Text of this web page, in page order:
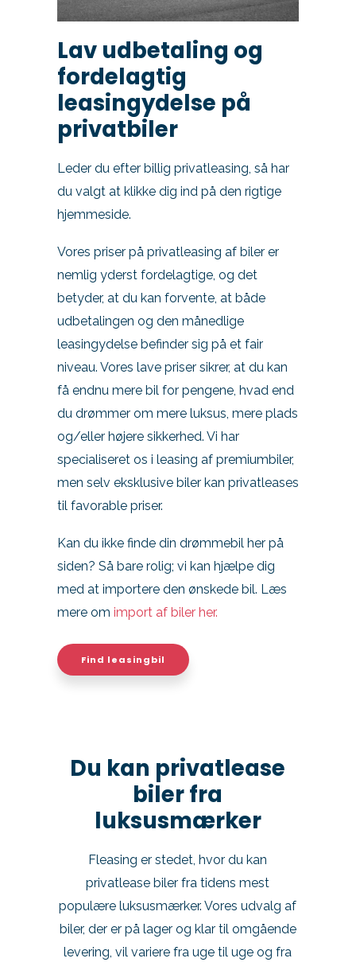
Lav udbetaling og
fordelagtig
leasingydelse på
privatbiler
Leder du efter billig privatleasing, så har
du valgt at klikke dig ind på den rigtige
hjemmeside.
Vores priser på privatleasing af biler er
nemlig yderst fordelagtige, og det
betyder, at du kan forvente, at både
udbetalingen og den månedlige
leasingydelse befinder sig på et fair
niveau. Vores lave priser sikrer, at du kan
få endnu mere bil for pengene, hvad end
du drømmer om mere luksus, mere plads
og/eller højere sikkerhed. Vi har
specialiseret os i leasing af premiumbiler,
men selv eksklusive biler kan privatleases
til favorable priser.
Kan du ikke finde din drømmebil her på
siden? Så bare rolig; vi kan hjælpe dig
med at importere den ønskede bil. Læs
mere om import af biler her.
Find leasingbil
Du kan privatlease
biler fra
luksusmærker
Fleasing er stedet, hvor du kan
privatlease biler fra tidens mest
populære luksusmærker. Vores udvalg af
biler, der er på lager og klar til omgående
levering, vil variere fra uge til uge og fra